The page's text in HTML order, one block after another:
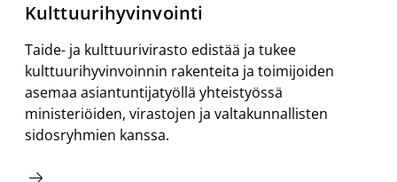
Kulttuurihyvinvointi
Taide- ja kulttuurivirasto edistää ja tukee
kulttuurihyvinvoinnin rakenteita ja toimijoiden
asemaa asiantuntijatyöllä yhteistyössä
ministeriöiden, virastojen ja valtakunnallisten
sidosryhmien kanssa.